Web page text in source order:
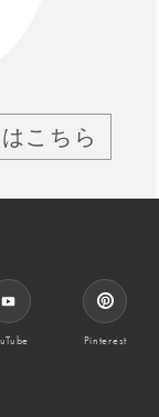
こちら
Pinterest